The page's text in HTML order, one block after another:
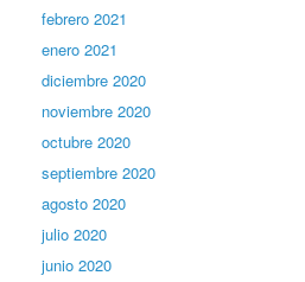
febrero 2021
enero 2021
diciembre 2020
noviembre 2020
octubre 2020
septiembre 2020
agosto 2020
julio 2020
junio 2020